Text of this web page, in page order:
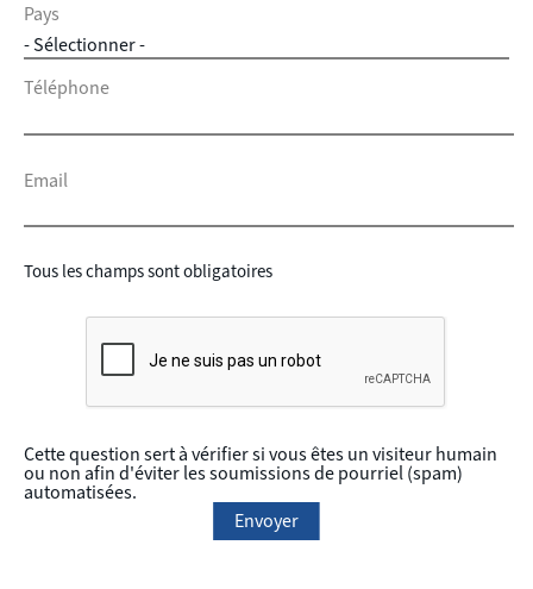
Pays
Téléphone
Email
Tous les champs sont obligatoires
Cette question sert à vérifier si vous êtes un visiteur humain
ou non afin d'éviter les soumissions de pourriel (spam)
automatisées.